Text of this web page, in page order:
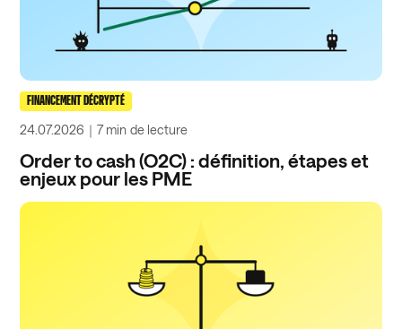
FINANCEMENT DÉCRYPTÉ
24.07.2026 ｜7 min de lecture
Order to cash (O2C) : définition, étapes et
enjeux pour les PME